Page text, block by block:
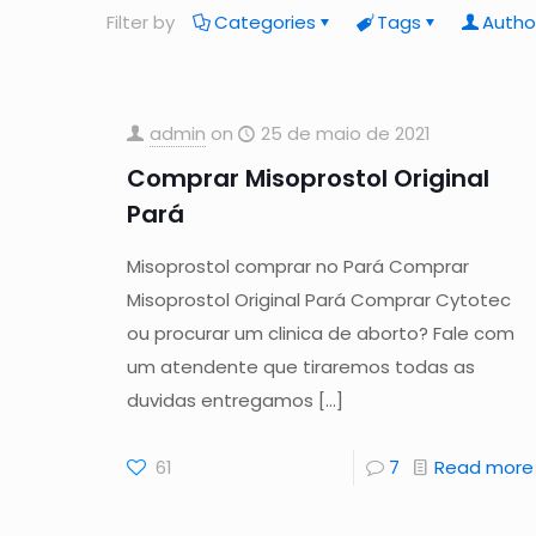
Filter by Categories Tags
admin on 25 de maio de 2021
Comprar Misoprostol Original
Pará
Misoprostol comprar no Pará Comprar
Misoprostol Original Pará Comprar Cytotec
ou procurar um clinica de aborto? Fale com
um atendente que tiraremos todas as
duvidas entregamos […]
61 7 Read more